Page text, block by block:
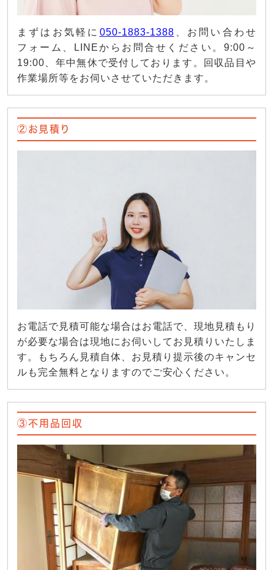
まずはお気軽に 050-1883-1388 、お問い合わせ
フォーム、LINEからお問合せください。9:00～
19:00、年中無休で受付しております。回収品目や
作業場所等をお伺いさせていただきます。
②お見積り
お電話で見積可能な場合はお電話で、現地見積もり
が必要な場合は現地にお伺いしてお見積りいたしま
す。もちろん見積自体、お見積り提示後のキャンセ
ルも完全無料となりますのでご安心ください。
③不用品回収